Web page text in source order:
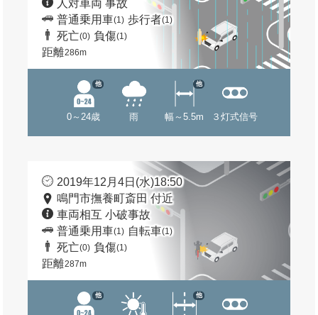
人対車両 事故
普通乗用車(1) 歩行者(1)
死亡(0) 負傷(1)
距離286m
0～24歳
他
雨 幅～5.5m
他
３灯式信号
2019年12月4日(水)18:50
鳴門市撫養町斎田 付近
車両相互 小破事故
普通乗用車(1) 自転車(1)
死亡(0) 負傷(1)
距離287m
他 他